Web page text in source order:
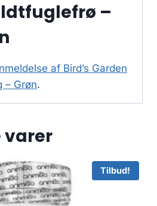
–
af Bird’s Garden
– Grøn.
varer
Tilbud!